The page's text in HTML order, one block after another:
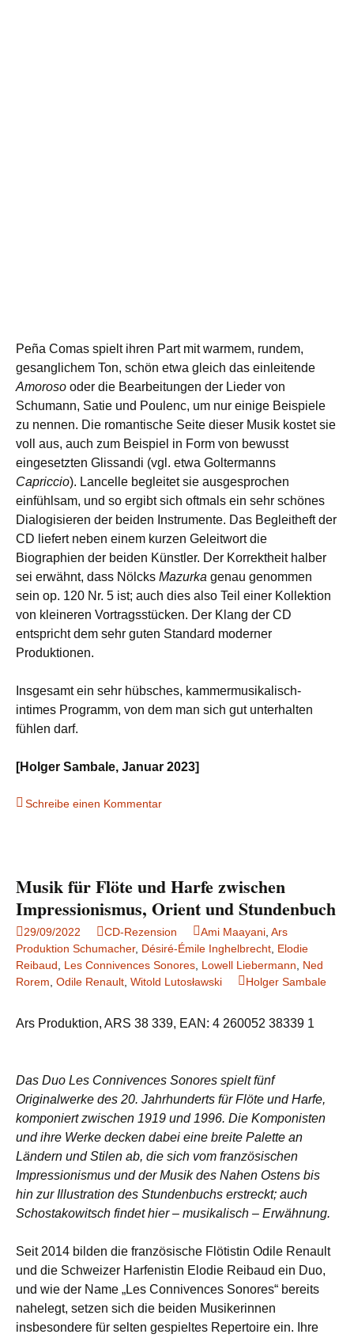
Peña Comas spielt ihren Part mit warmem, rundem,
gesanglichem Ton, schön etwa gleich das einleitende
Amoroso oder die Bearbeitungen der Lieder von
Schumann, Satie und Poulenc, um nur einige Beispiele
zu nennen. Die romantische Seite dieser Musik kostet sie
voll aus, auch zum Beispiel in Form von bewusst
eingesetzten Glissandi (vgl. etwa Goltermanns
Capriccio). Lancelle begleitet sie ausgesprochen
einfühlsam, und so ergibt sich oftmals ein sehr schönes
Dialogisieren der beiden Instrumente. Das Begleitheft der
CD liefert neben einem kurzen Geleitwort die
Biographien der beiden Künstler. Der Korrektheit halber
sei erwähnt, dass Nölcks Mazurka genau genommen
sein op. 120 Nr. 5 ist; auch dies also Teil einer Kollektion
von kleineren Vortragsstücken. Der Klang der CD
entspricht dem sehr guten Standard moderner
Produktionen.
Insgesamt ein sehr hübsches, kammermusikalisch-
intimes Programm, von dem man sich gut unterhalten
fühlen darf.
[Holger Sambale, Januar 2023]
Schreibe einen Kommentar
Musik für Flöte und Harfe zwischen
Impressionismus, Orient und Stundenbuch
29/09/2022 CD-Rezension Ami Maayani Ars
Produktion Schumacher, Désiré-Émile Inghelbrecht Elodie
Reibaud
Les Connivences Sonores Lowell Liebermann
Ned
Rorem Odile Renault Witold Lutosławski Holger Sambale
Ars Produktion, ARS 38 339, EAN: 4 260052 38339 1
Das Duo Les Connivences Sonores spielt fünf
Originalwerke des 20. Jahrhunderts für Flöte und Harfe,
komponiert zwischen 1919 und 1996. Die Komponisten
und ihre Werke decken dabei eine breite Palette an
Ländern und Stilen ab, die sich vom französischen
Impressionismus und der Musik des Nahen Ostens bis
hin zur Illustration des Stundenbuchs erstreckt; auch
Schostakowitsch findet hier – musikalisch – Erwähnung.
Seit 2014 bilden die französische Flötistin Odile Renault
und die Schweizer Harfenistin Elodie Reibaud ein Duo,
und wie der Name „Les Connivences Sonores“ bereits
nahelegt, setzen sich die beiden Musikerinnen
insbesondere für selten gespieltes Repertoire ein. Ihre